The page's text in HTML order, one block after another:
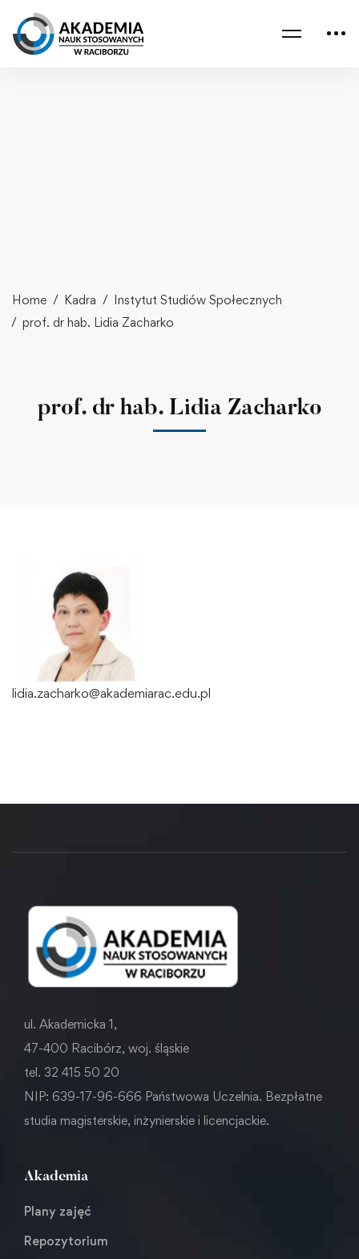
Home Kadra
Instytut Studiów Społecznych
prof. dr hab. Lidia Zacharko
prof. dr hab. Lidia Zacharko
lidia.zacharko@akademiarac.edu.pl
ul. Akademicka 1,
47-400 Racibórz, woj. śląskie
tel. 32 415 50 20
NIP: 639-17-96-666 Państwowa Uczelnia. Bezpłatne
studia magisterskie, inżynierskie i licencjackie.
Akademia
Plany zajęć
Repozytorium